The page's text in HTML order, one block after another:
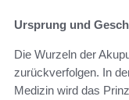
Ursprung und
Die Wurzeln der
zurückverfolgen. In
Medizin wird das